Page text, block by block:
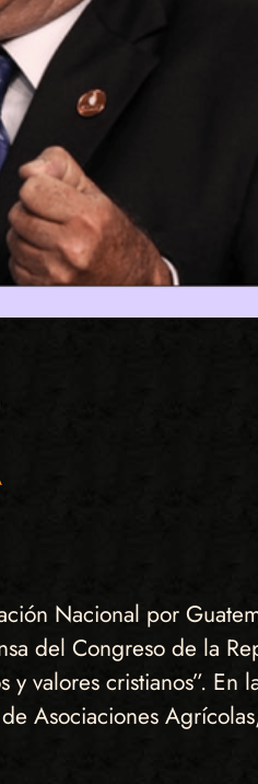
Nacional por
del Congreso de la
valores cristianos”. En
Asociaciones